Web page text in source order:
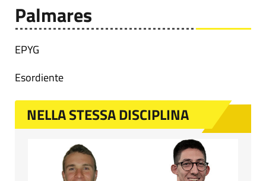
Palmares
EPYG
Esordiente
NELLA STESSA DISCIPLINA